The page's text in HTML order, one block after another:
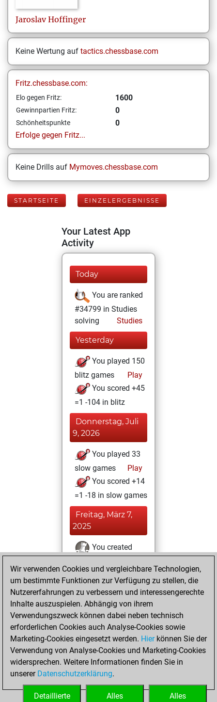
Jaroslav Hoffinger
Keine Wertung auf tactics.chessbase.com
Fritz.chessbase.com:
Elo gegen Fritz: 1600
Gewinnpartien Fritz: 0
Schönheitspunkte
0
Erfolge gegen Fritz...
Keine Drills auf Mymoves.chessbase.com
STARTSEITE EINZELERGEBNISSE
Your Latest App
Activity
Today
You are ranked
#34799 in Studies
solving
Studies
Yesterday
You played 150
blitz games
Play
You scored +45
=1 -104 in blitz
Donnerstag, Juli
9, 2026
You played 33
slow games
Play
You scored +14
=1 -18 in slow games
Freitag, März 7,
2025
You created
Fritz
You
created your Studies
account
Studies
Dienstag, Januar
17, 2017
You played 2
bullet games
Play
You scored +0
=0 -2 in bullet
Wir verwenden Cookies und vergleichbare Technologien,
um bestimmte Funktionen zur Verfügung zu stellen, die
Nutzererfahrungen zu verbessern und interessengerechte
Inhalte auszuspielen. Abhängig von ihrem
Verwendungszweck können dabei neben technisch
erforderlichen Cookies auch Analyse-Cookies sowie
Marketing-Cookies eingesetzt werden. Hierkönnen Sie der
Verwendung von Analyse-Cookies und Marketing-Cookies
widersprechen. Weitere Informationen finden Sie in
unserer Datenschutzerklärung.
Alles
Alles
Detaillierte